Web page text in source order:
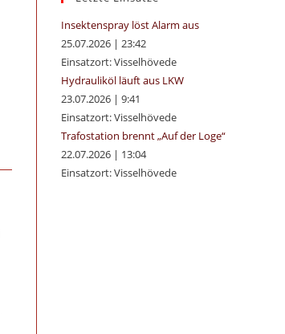
Insektenspray löst Alarm aus
25.07.2026| 23:42
Einsatzort: Visselhövede
Hydrauliköl läuft aus LKW
23.07.2026| 9:41
Einsatzort: Visselhövede
Trafostation brennt „Auf der Loge“
22.07.2026| 13:04
Einsatzort: Visselhövede